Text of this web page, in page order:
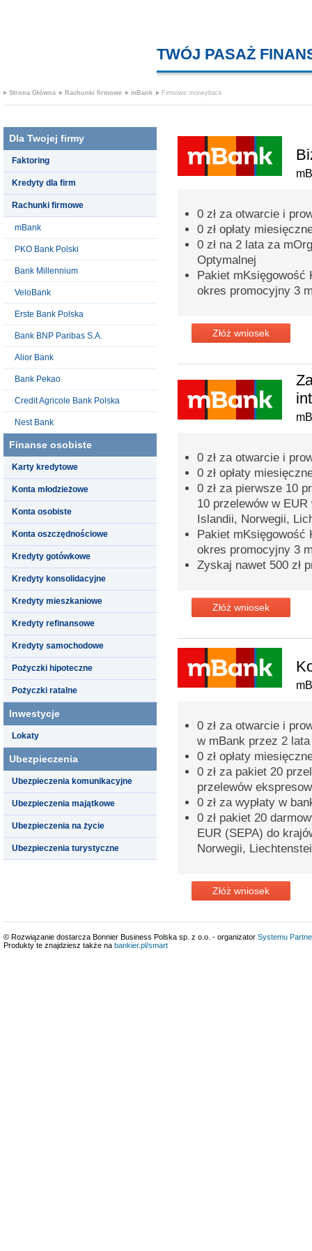
TWÓJ PASAŻ
Strona Główna Rachunki firmowe mBank Firmowe moneyback
Dla Twojej firmy
Faktoring
Kredyty dla firm
Rachunki firmowe
mBank
PKO Bank Polski
Bank Millennium
VeloBank
Erste Bank Polska
Bank BNP Paribas S.A.
Alior Bank
Bank Pekao
Credit Agricole Bank Polska
Nest Bank
Finanse osobiste
Karty kredytowe
Konta młodzieżowe
Konta osobiste
Konta oszczędnościowe
Kredyty gotówkowe
Kredyty konsolidacyjne
Kredyty mieszkaniowe
Kredyty refinansowe
Kredyty samochodowe
Pożyczki hipoteczne
Pożyczki ratalne
Inwestycje
Lokaty
Ubezpieczenia
Ubezpieczenia komunikacyjne
Ubezpieczenia majątkowe
Ubezpieczenia na życie
Ubezpieczenia turystyczne
0 zł za otwarcie i
0 zł opłaty
0 zł na 2 lata za
Optymalnej
Pakiet mKsięgowość
okres promocyjny 3
Złóż wniosek
0 zł za otwarcie i
0 zł opłaty
0 zł za pierwsze 10
10 przelewów w
Islandii, Norwegii,
Pakiet mKsięgowość
okres promocyjny 3
Zyskaj nawet 500 zł
Złóż wniosek
0 zł za otwarcie i
w mBank przez 2 lata
0 zł opłaty
0 zł za pakiet 20
przelewów
0 zł za wypłaty w
0 zł pakiet 20
EUR (SEPA) do
Norwegii,
Złóż wniosek
© Rozwiązanie dostarcza Bonnier Business Polska sp. z o.o. - organizator Systemu
Produkty te znajdziesz także na bankier.pl/smart